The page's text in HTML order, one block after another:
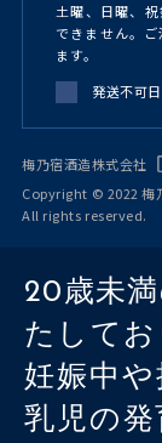
土曜、日曜、
できません。
ます。
発送不可日
梅乃宿酒造株式会社
Copyright © 2022 梅
All rights reserved.
20歳未
たしてお
妊娠中や
乳児の